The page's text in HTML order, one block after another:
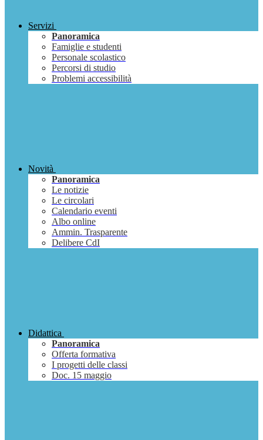
Servizi
Panoramica
Famiglie e studenti
Personale scolastico
Percorsi di studio
Problemi accessibilità
Novità
Panoramica
Le notizie
Le circolari
Calendario eventi
Albo online
Ammin. Trasparente
Delibere CdI
Didattica
Panoramica
Offerta formativa
I progetti delle classi
Doc. 15 maggio